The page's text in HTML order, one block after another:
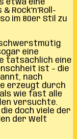
etwa eine
Rock’n’Roll-
im 80er Stil zu
schwerstmütig
eine
tatsächlich eine
ist – die
nach
erzeugt durch
wie fast alle
versuchte.
doch viele der
der Welt